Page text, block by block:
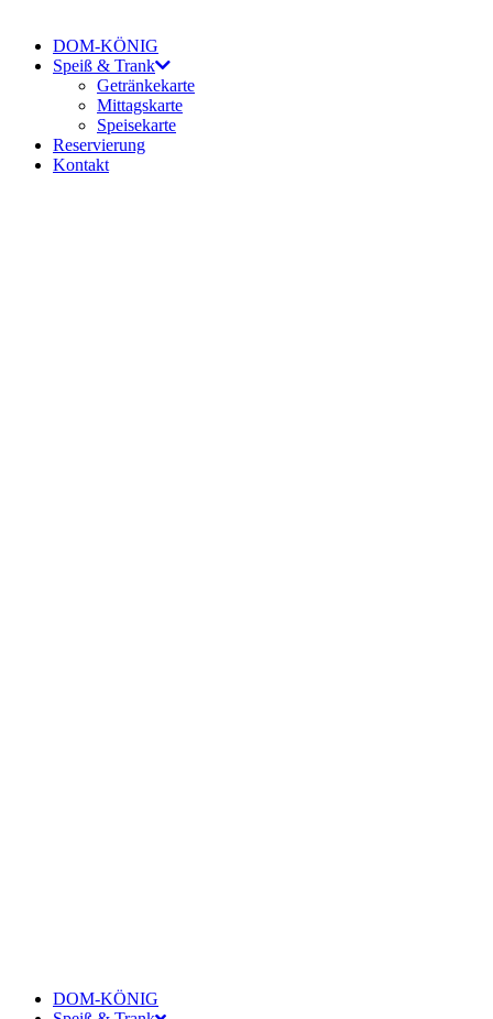
DOM-KÖNIG
Speiß & Trank
Getränkekarte
Mittagskarte
Speisekarte
Reservierung
Kontakt
DOM-KÖNIG